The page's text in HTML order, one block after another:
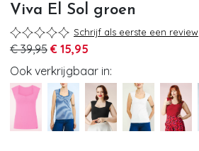
Viva El Sol groen
Schrijf als eerste een review
€ 39,95 € 15,95
Ook verkrijgbaar in: